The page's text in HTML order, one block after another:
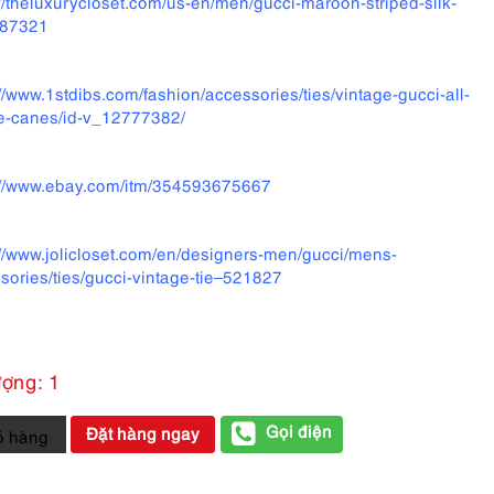
www.1stdibs.com/fashion/accessories/ties/vintage-gucci-all-
canes/id-v_12777382/
www.ebay.com/itm/354593675667
www.jolicloset.com/en/designers-men/gucci/mens-
ties/gucci-vintage-tie–521827
1
hàng Đặt hàng ngay Gọi điện